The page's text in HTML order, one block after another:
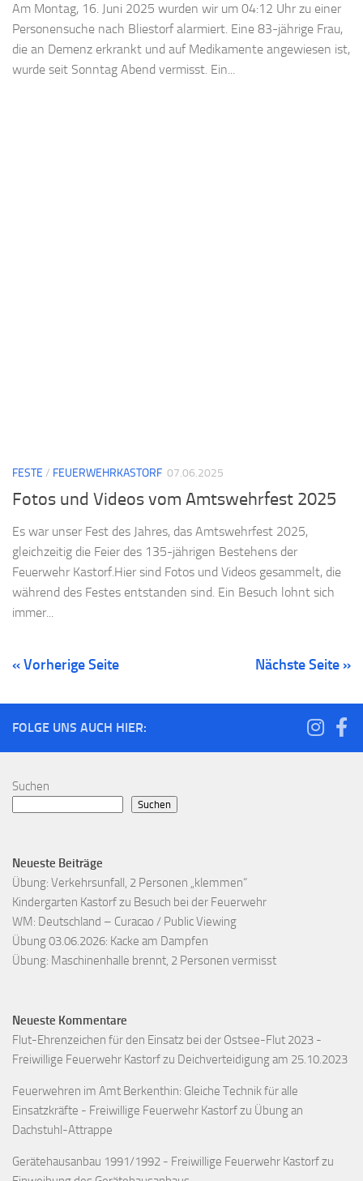
Am Montag, 16. Juni 2025 wurden wir um 04:12 Uhr zu einer
Personensuche nach Bliestorf alarmiert. Eine 83-jährige Frau,
die an Demenz erkrankt und auf Medikamente angewiesen ist,
wurde seit Sonntag Abend vermisst. Ein...
FESTE / FEUERWEHRKASTORF 07.06.2025
Fotos und Videos vom Amtswehrfest 2025
Es war unser Fest des Jahres, das Amtswehrfest 2025,
gleichzeitig die Feier des 135-jährigen Bestehens der
Feuerwehr Kastorf.Hier sind Fotos und Videos gesammelt, die
während des Festes entstanden sind. Ein Besuch lohnt sich
immer...
« Vorherige Seite Nächste Seite »
FOLGE UNS AUCH HIER:
Suchen
Suchen
Neueste Beiträge
Übung: Verkehrsunfall, 2 Personen „klemmen“
Kindergarten Kastorf zu Besuch bei der Feuerwehr
WM: Deutschland – Curacao / Public Viewing
Übung 03.06.2026: Kacke am Dampfen
Übung: Maschinenhalle brennt, 2 Personen vermisst
Neueste Kommentare
Flut-Ehrenzeichen für den Einsatz bei der Ostsee-Flut 2023 -
Freiwillige Feuerwehr Kastorfzu Deichverteidigung am 25.10.2023
Feuerwehren im Amt Berkenthin: Gleiche Technik für alle
Einsatzkräfte - Freiwillige Feuerwehr Kastorfzu Übung an
Dachstuhl-Attrappe
Gerätehausanbau 1991/1992 - Freiwillige Feuerwehr Kastorfzu